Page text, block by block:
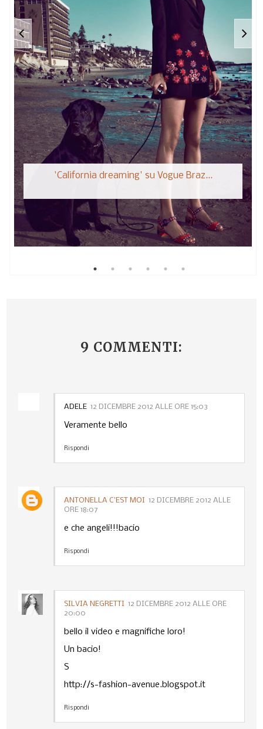
'California dreaming' su Vogue Braz...
9 COMMENTI:
ADELE 12 DICEMBRE 2012 ALLE ORE 15:03
Veramente bello
Rispondi
ANTONELLA C’EST MOI 12 DICEMBRE 2012 ALLE
ORE 18:07
e che angeli!!!bacio
Rispondi
SILVIA NEGRETTI 12 DICEMBRE 2012 ALLE ORE
20:00
bello il video e magnifiche loro!
Un bacio!
S
http://s-fashion-avenue.blogspot.it
Rispondi